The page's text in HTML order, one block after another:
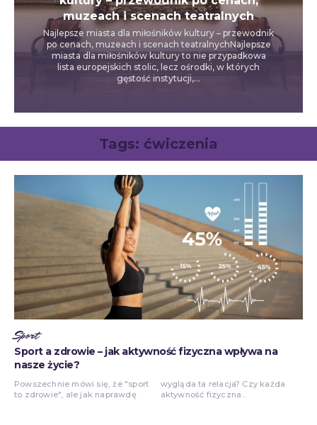
muzeach i scenach teatralnych
Najlepsze miasta dla miłośników kultury – przewodnik
po cenach, muzeach i scenach teatralnychNajlepsze
miasta dla miłośników kultury to nie przypadkowa
lista europejskich stolic, lecz ośrodki, w których
gęstość instytucji,...
Tags: ćwiczenia
Sport
Sport a zdrowie – jak aktywność fizyczna wpływa na
nasze życie?
Powszechnie mówi się, że "sport
to zdrowie", ale jak naprawdę
wygląda ta relacja? Czy każda
aktywność fizyczna...